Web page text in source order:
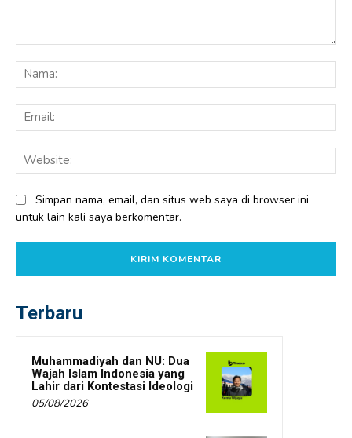
Simpan nama, email, dan situs web saya di browser ini
untuk lain kali saya berkomentar.
Terbaru
Muhammadiyah dan NU: Dua
Wajah Islam Indonesia yang
Lahir dari Kontestasi Ideologi
05/08/2026